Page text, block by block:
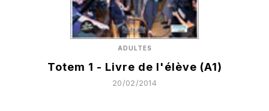
ADULTES
Totem 1 - Livre de l'élève (A1)
20/02/2014